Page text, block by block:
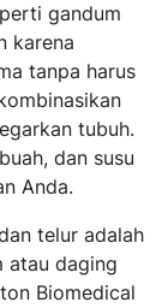
gandum
karena
tanpa harus
tubuh.
dan susu
Anda.
telur adalah
atau daging
Biomedical